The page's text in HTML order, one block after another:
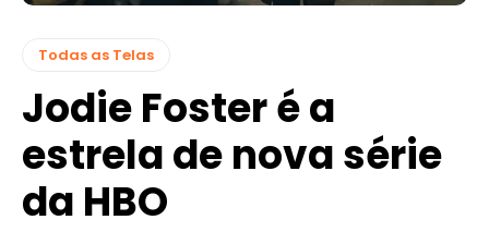
Todas as Telas
Jodie Foster é a
estrela de nova série
da HBO